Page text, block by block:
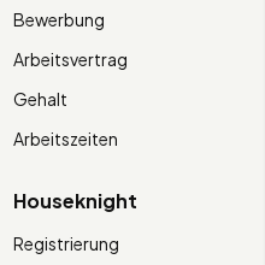
Bewerbung
Arbeitsvertrag
Gehalt
Arbeitszeiten
Houseknight
Registrierung